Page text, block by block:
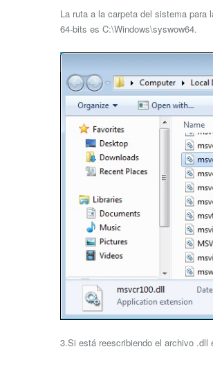
La ruta a la carpeta del sistema
64-bits es C:\Windows\syswow64.
3.Si está reescribiendo el archivo .dll